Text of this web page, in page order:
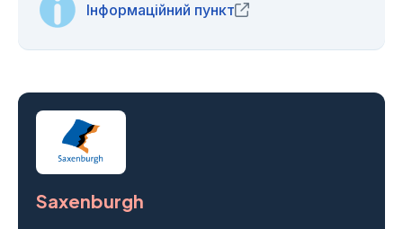
Інформаційний пункт (opens in new window)
Saxenburgh